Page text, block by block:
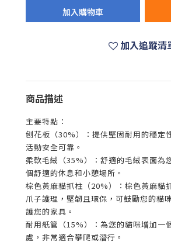
加入購物車
加入追蹤清
商品描述
主要特點：
刨花板（30%）：提供堅固耐用的穩定
活動安全可靠。
柔軟毛絨（35%）：舒適的毛絨表面為
個舒適的休息和小憩場所。
棕色黃麻貓抓柱（20%）：棕色黃麻貓
爪子護理，堅韌且環保，可鼓勵您的貓
護您的家具。
耐用紙管（15%）：為您的貓咪增加一
處，非常適合攀爬或潛行。